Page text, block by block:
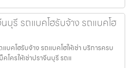
นบุรี รถแบคโฮรับจ้าง รถแบคโฮ
บคโฮรับจ้าง รถแบคโฮให้เช่า บริการครบ
โครให้เช่าปราจีนบุรี รถแ